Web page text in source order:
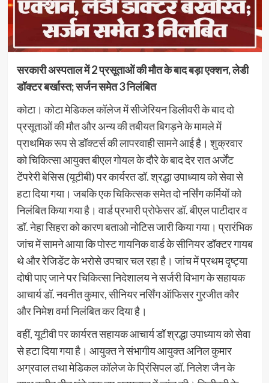
सरकारी अस्पताल में 2 प्रसूताओं की मौत के बाद बड़ा एक्शन, लेडी
डॉक्टर बर्खास्त; सर्जन समेत 3 निलंबित
कोटा। कोटा मेडिकल कॉलेज में सीजेरियन डिलीवरी के बाद दो
प्रसूताओं की मौत और अन्य की तबीयत बिगड़ने के मामले में
प्राथमिक रूप से डॉक्टर्स की लापरवाही सामने आई है। शुक्रवार
को चिकित्सा आयुक्त बीएल गोयल के दौरे के बाद देर रात अर्जेंट
टेंपरेरी बेसिस (यूटीबी) पर कार्यरत डॉ. श्रद्धा उपाध्याय को सेवा से
हटा दिया गया। जबकि एक चिकित्सक समेत दो नर्सिंग कर्मियों को
निलंबित किया गया है। वार्ड प्रभारी प्रोफेसर डॉ. बीएल पाटीदार व
डॉ. नेहा सिहरा को कारण बताओ नोटिस जारी किया गया। प्रारंभिक
जांच में सामने आया कि पोस्ट गायनिक वार्ड के सीनियर डॉक्टर गायब
थे और रेजिडेंट के भरोसे उपचार चल रहा है। जांच में प्रथम दृष्ट्या
दोषी पाए जाने पर चिकित्सा निदेशालय ने सर्जरी विभाग के सहायक
आचार्य डॉ. नवनीत कुमार, सीनियर नर्सिंग ऑफिसर गुरजीत कौर
और निमेश वर्मा निलंबित कर दिया है।
वहीं, यूटीवी पर कार्यरत सहायक आचार्य डॉ श्रद्धा उपाध्याय को सेवा
से हटा दिया गया है। आयुक्त ने संभागीय आयुक्त अनिल कुमार
अग्रवाल तथा मेडिकल कॉलेज के प्रिंसिपल डॉ. निलेश जैन के